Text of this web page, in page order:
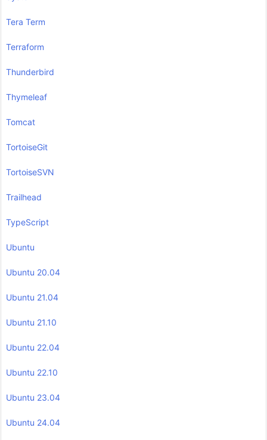
Tera Term
Terraform
Thunderbird
Thymeleaf
Tomcat
TortoiseGit
TortoiseSVN
Trailhead
TypeScript
Ubuntu
Ubuntu 20.04
Ubuntu 21.04
Ubuntu 21.10
Ubuntu 22.04
Ubuntu 22.10
Ubuntu 23.04
Ubuntu 24.04